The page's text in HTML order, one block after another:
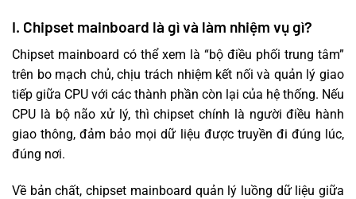
I. Chipset mainboard là gì và làm nhiệm vụ gì?
Chipset mainboard có thể xem là “bộ điều phối trung tâm”
trên bo mạch chủ, chịu trách nhiệm kết nối và quản lý giao
tiếp giữa CPU với các thành phần còn lại của hệ thống. Nếu
CPU là bộ não xử lý, thì chipset chính là người điều hành
giao thông, đảm bảo mọi dữ liệu được truyền đi đúng lúc,
đúng nơi.
Về bản chất, chipset mainboard quản lý luồng dữ liệu giữa